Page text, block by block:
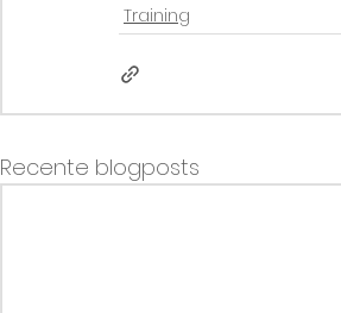
Training
Recente blogposts